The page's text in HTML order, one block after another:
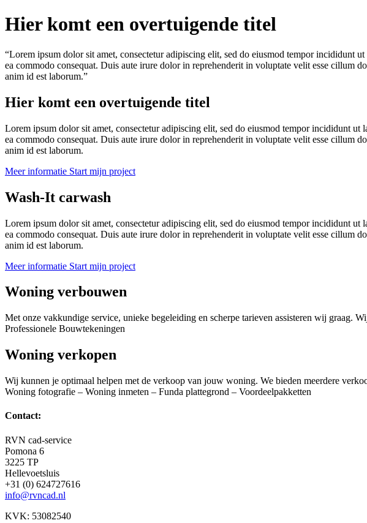
Hier komt een overtuigende titel
“Lorem ipsum dolor sit amet, consectetur adipiscing elit, sed do eiusmod tempor incididunt
ea commodo consequat. Duis aute irure dolor in reprehenderit in voluptate velit esse cillum
anim id est laborum.”
Hier komt een overtuigende titel
Lorem ipsum dolor sit amet, consectetur adipiscing elit, sed do eiusmod tempor incididunt
ea commodo consequat. Duis aute irure dolor in reprehenderit in voluptate velit esse cillum
anim id est laborum.
Meer informatie Start mijn project
Wash-It carwash
Lorem ipsum dolor sit amet, consectetur adipiscing elit, sed do eiusmod tempor incididunt
ea commodo consequat. Duis aute irure dolor in reprehenderit in voluptate velit esse cillum
anim id est laborum.
Meer informatie Start mijn project
Woning verbouwen
Met onze vakkundige service, unieke begeleiding en scherpe tarieven assisteren wij graag.
Professionele Bouwtekeningen
Woning verkopen
Wij kunnen je optimaal helpen met de verkoop van jouw woning. We bieden meerdere
Woning fotografie – Woning inmeten – Funda plattegrond – Voordeelpakketten
Contact:
RVN cad-service
Pomona 6
3225 TP
Hellevoetsluis
+31 (0) 624727616
info@rvncad.nl
KVK: 53082540